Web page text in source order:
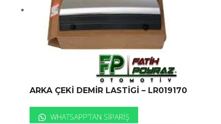
ARKA ÇEKİ DEMİR LASTİGİ – LR019170
WHATSAPP'TAN SIPARIŞ